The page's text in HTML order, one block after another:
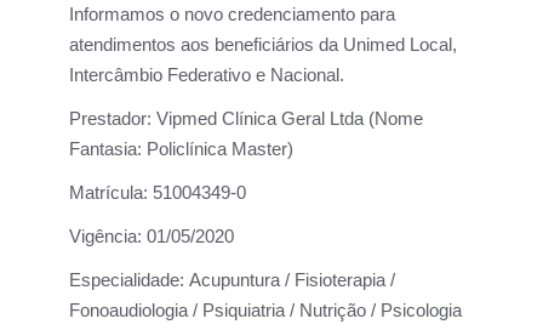
Informamos o novo credenciamento para
atendimentos aos beneficiários da Unimed Local,
Intercâmbio Federativo e Nacional.
Prestador: Vipmed Clínica Geral Ltda (Nome
Fantasia: Policlínica Master)
Matrícula: 51004349-0
Vigência: 01/05/2020
Especialidade: Acupuntura / Fisioterapia /
Fonoaudiologia / Psiquiatria / Nutrição / Psicologia